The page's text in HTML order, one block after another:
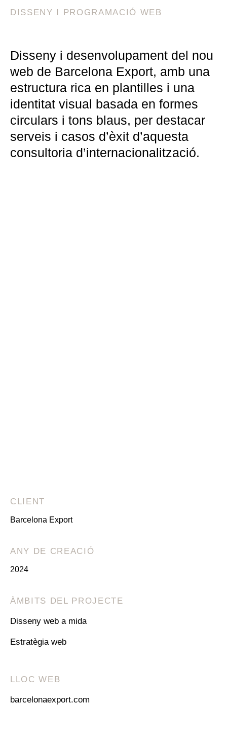
DISSENY I PROGRAMACIÓ WEB
Disseny i desenvolupament del nou
web de Barcelona Export, amb una
estructura rica en plantilles i una
identitat visual basada en formes
circulars i tons blaus, per destacar
serveis i casos d’èxit d’aquesta
consultoria d’internacionalització.
CLIENT
Barcelona Export
ANY DE CREACIÓ
2024
ÀMBITS DEL PROJECTE
Disseny web a mida
Estratègia web
LLOC WEB
barcelonaexport.com